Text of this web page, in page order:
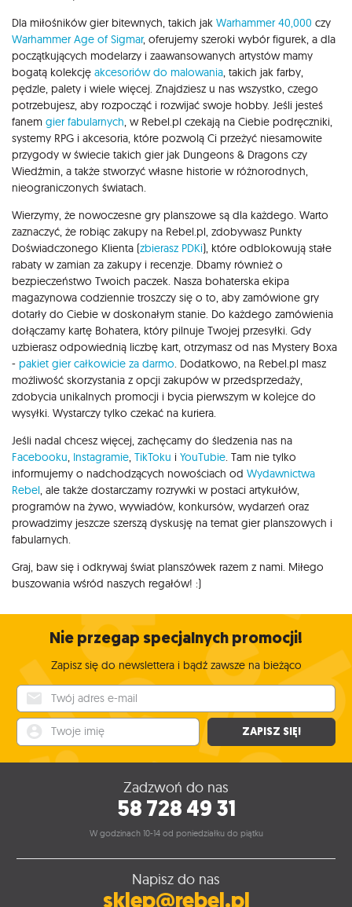
Dla miłośników gier bitewnych, takich jak Warhammer 40,000 czy
Warhammer Age of Sigmar, oferujemy szeroki wybór figurek, a dla
początkujących modelarzy i zaawansowanych artystów mamy
bogatą kolekcję akcesoriów do malowania, takich jak farby,
pędzle, palety i wiele więcej. Znajdziesz u nas wszystko, czego
potrzebujesz, aby rozpocząć i rozwijać swoje hobby. Jeśli jesteś
fanem gier fabularnych, w Rebel.pl czekają na Ciebie podręczniki,
systemy RPG i akcesoria, które pozwolą Ci przeżyć niesamowite
przygody w świecie takich gier jak Dungeons & Dragons czy
Wiedźmin, a także stworzyć własne historie w różnorodnych,
nieograniczonych światach.
Wierzymy, że nowoczesne gry planszowe są dla każdego. Warto
zaznaczyć, że robiąc zakupy na Rebel.pl, zdobywasz Punkty
Doświadczonego Klienta (zbierasz PDKi), które odblokowują stałe
rabaty w zamian za zakupy i recenzje. Dbamy również o
bezpieczeństwo Twoich paczek. Nasza bohaterska ekipa
magazynowa codziennie troszczy się o to, aby zamówione gry
dotarły do Ciebie w doskonałym stanie. Do każdego zamówienia
dołączamy kartę Bohatera, który pilnuje Twojej przesyłki. Gdy
uzbierasz odpowiednią liczbę kart, otrzymasz od nas Mystery Boxa
- pakiet gier całkowicie za darmo. Dodatkowo, na Rebel.pl masz
możliwość skorzystania z opcji zakupów w przedsprzedaży,
zdobycia unikalnych promocji i bycia pierwszym w kolejce do
wysyłki. Wystarczy tylko czekać na kuriera.
Jeśli nadal chcesz więcej, zachęcamy do śledzenia nas na
Facebooku, Instagramie, TikToku i YouTubie. Tam nie tylko
informujemy o nadchodzących nowościach od Wydawnictwa
Rebel, ale także dostarczamy rozrywki w postaci artykułów,
programów na żywo, wywiadów, konkursów, wydarzeń oraz
prowadzimy jeszcze szerszą dyskusję na temat gier planszowych i
fabularnych.
Graj, baw się i odkrywaj świat planszówek razem z nami. Miłego
buszowania wśród naszych regałów! :)
Nie przegap specjalnych promocji!
Zapisz się do newslettera i bądź zawsze na bieżąco
ZAPISZ SIĘ!
Zadzwoń do nas
58 728 49 31
W godzinach 10-14 od poniedziałku do piątku
Napisz do nas
sklep@rebel.pl